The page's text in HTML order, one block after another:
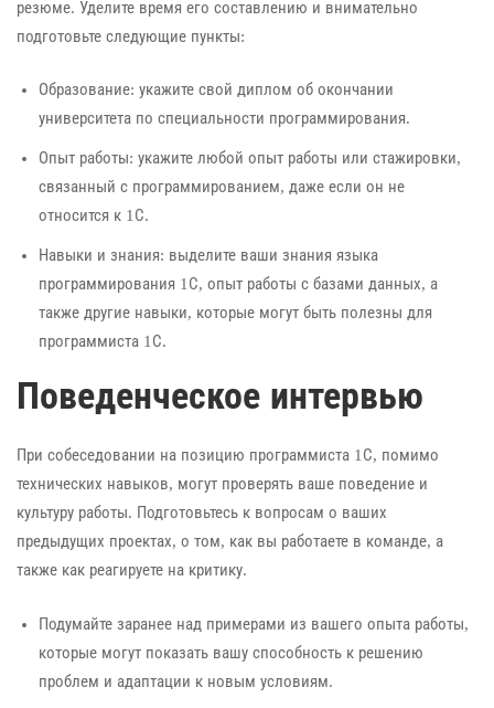
резюме. Уделите время его составлению и внимательно
подготовьте следующие пункты:
Образование: укажите свой диплом об окончании
университета по специальности программирования.
Опыт работы: укажите любой опыт работы или стажировки,
связанный с программированием, даже если он не
относится к 1С.
Навыки и знания: выделите ваши знания языка
программирования 1С, опыт работы с базами данных, а
также другие навыки, которые могут быть полезны для
программиста 1С.
Поведенческое интервью
При собеседовании на позицию программиста 1С, помимо
технических навыков, могут проверять ваше поведение и
культуру работы. Подготовьтесь к вопросам о ваших
предыдущих проектах, о том, как вы работаете в команде, а
также как реагируете на критику.
Подумайте заранее над примерами из вашего опыта работы,
которые могут показать вашу способность к решению
проблем и адаптации к новым условиям.